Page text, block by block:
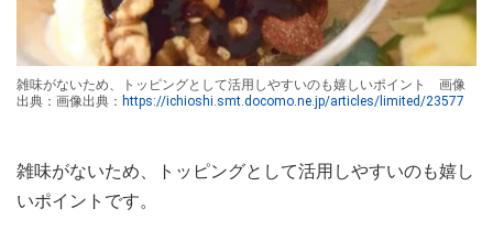
雑味がないため、トッピングとして活用しやすいのも嬉しいポイント 画像
出典：画像出典： https://ichioshi.smt.docomo.ne.jp/articles/limited/23577
雑味がないため、トッピングとして活用しやすいのも嬉し
いポイントです。